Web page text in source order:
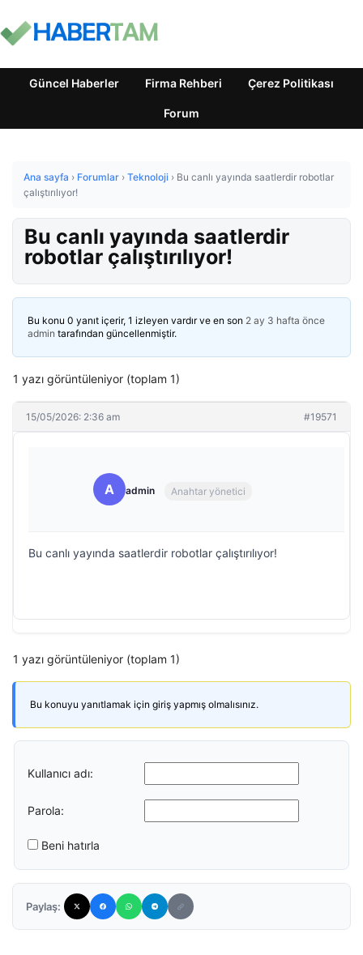
Güncel Haberler Firma Rehberi Çerez Politikası
Forum
Ana sayfa › Forumlar › Teknoloji › Bu canlı yayında saatlerdir robotlar
çalıştırılıyor!
Bu canlı yayında saatlerdir
robotlar çalıştırılıyor!
Bu konu 0 yanıt içerir, 1 izleyen vardır ve en son 2 ay 3 hafta önce
admin tarafından güncellenmiştir.
1 yazı görüntüleniyor (toplam 1)
15/05/2026: 2:36 am #19571
A admin Anahtar yönetici
Bu canlı yayında saatlerdir robotlar çalıştırılıyor!
1 yazı görüntüleniyor (toplam 1)
Bu konuyu yanıtlamak için giriş yapmış olmalısınız.
Kullanıcı adı:
Parola:
Beni hatırla
Paylaş: